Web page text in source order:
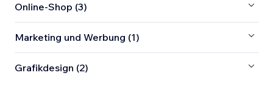
Online-Shop (3)
Marketing und Werbung (1)
Grafikdesign (2)